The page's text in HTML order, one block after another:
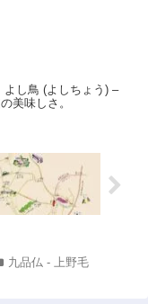
よし鳥 (よしちょう) –
美味しさ。
九品仏 - 上野毛